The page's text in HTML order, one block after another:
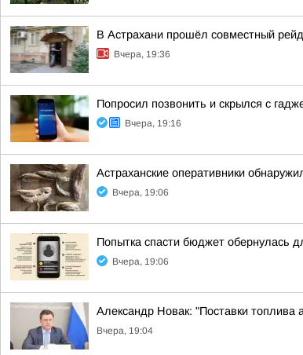
В Астрахани прошёл совместный
Вчера, 19:36
Попросил позвонить и скрылся с
Вчера, 19:16
Астраханские оперативники
Вчера, 19:06
Попытка спасти бюджет обернулась
Вчера, 19:06
Александр Новак: "Поставки топлива
Вчера, 19:04